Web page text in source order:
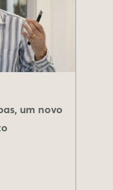
um novo